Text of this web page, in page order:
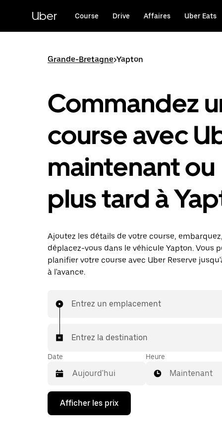
principal
Uber Course Drive Affaires Uber Eats
Grande-Bretagne>Yapton
Commandez
course avec
maintenant ou
plus tard à
Ajoutez les détails de votre course,
déplacez-vous dans le véhicule Yapton. Vous
planifier votre course avec Uber Reserve
à l'avance.
Entrez un emplacement
Entrez la destination
Date
Appuyez
la
Heure
Maintenant
Afficher les prix